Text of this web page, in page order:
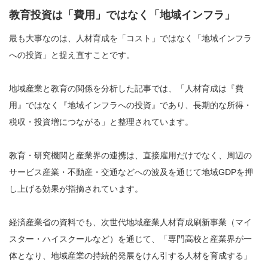
教育投資は「費用」ではなく「地域インフラ」
最も大事なのは、人材育成を「コスト」ではなく「地域インフラ
への投資」と捉え直すことです。
地域産業と教育の関係を分析した記事では、「人材育成は『費
用』ではなく『地域インフラへの投資』であり、長期的な所得・
税収・投資増につながる」と整理されています。
教育・研究機関と産業界の連携は、直接雇用だけでなく、周辺の
サービス産業・不動産・交通などへの波及を通じて地域GDPを押
し上げる効果が指摘されています。
経済産業省の資料でも、次世代地域産業人材育成刷新事業（マイ
スター・ハイスクールなど）を通じて、「専門高校と産業界が一
体となり、地域産業の持続的発展をけん引する人材を育成する」